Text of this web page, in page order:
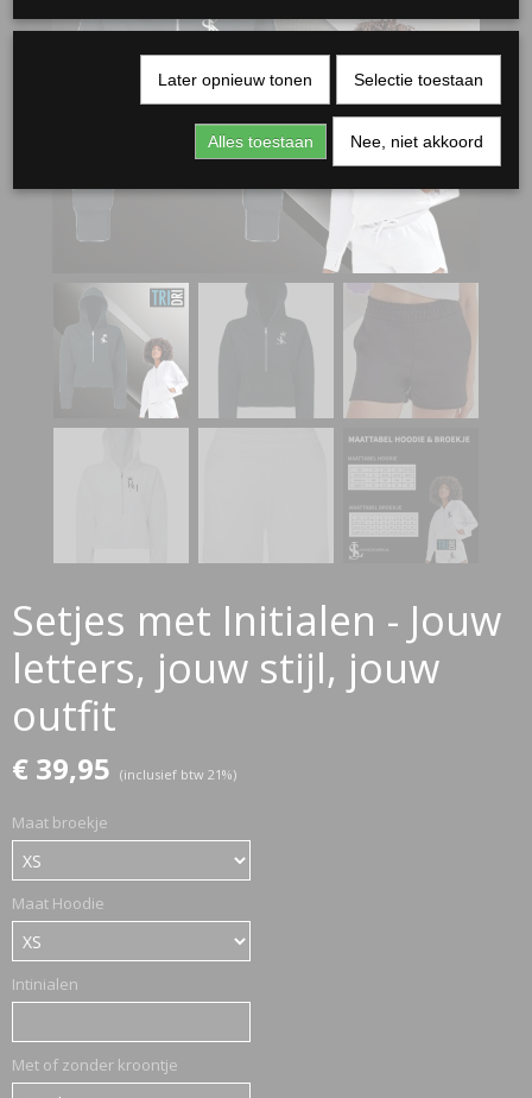
Setjes met Initialen - Jouw
letters, jouw stijl, jouw
outfit
€ 39,95 (inclusief btw 21%)
Maat broekje
Maat Hoodie
Intinialen
Met of zonder kroontje
Later opnieuw tonen Selectie toestaan
Alles toestaan Nee, niet akkoord